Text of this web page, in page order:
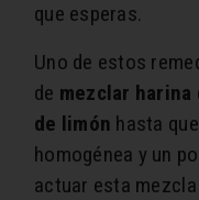
que esperas.
Uno de estos
de mezclar harina
de limón hasta
homogénea y un
actuar esta